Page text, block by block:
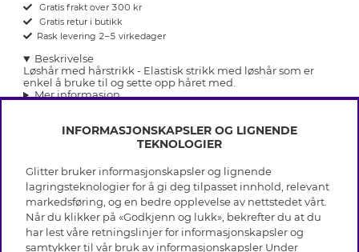
Gratis frakt over 300 kr
Gratis retur i butikk
Rask levering 2–5 virkedager
Beskrivelse
Løshår med hårstrikk - Elastisk strikk med løshår som er
enkel å bruke til og sette opp håret med.
Mer informasjon
INFO
Vilkår
Personvern
Cookies
OM GLITTER
INFORMASJONSKAPSLER OG LIGNENDE
TEKNOLOGIER
Glitter bruker informasjonskapsler og lignende
lagringsteknologier for å gi deg tilpasset innhold, relevant
markedsføring, og en bedre opplevelse av nettstedet vårt.
Når du klikker på «Godkjenn og lukk», bekrefter du at du
har lest våre retningslinjer for informasjonskapsler og
samtykker til vår bruk av informasjonskapsler Under